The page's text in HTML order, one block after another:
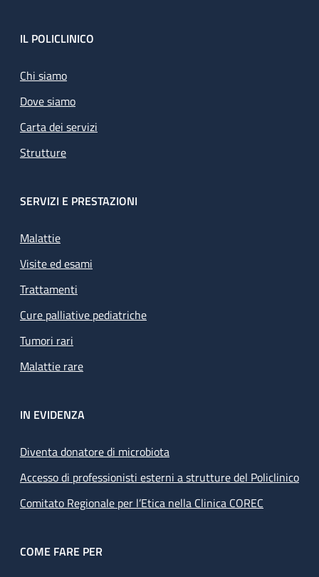
Footer
IL POLICLINICO
Chi siamo
Dove siamo
Carta dei servizi
Strutture
SERVIZI E PRESTAZIONI
Malattie
Visite ed esami
Trattamenti
Cure palliative pediatriche
Tumori rari
Malattie rare
IN EVIDENZA
Diventa donatore di microbiota
Accesso di professionisti esterni a strutture del Policlinico
Comitato Regionale per l’Etica nella Clinica COREC
COME FARE PER